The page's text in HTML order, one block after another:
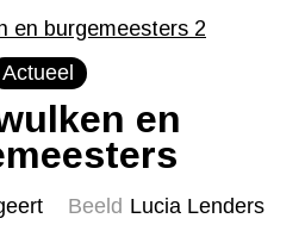
Actueel
en
Beeld Lucia Lenders